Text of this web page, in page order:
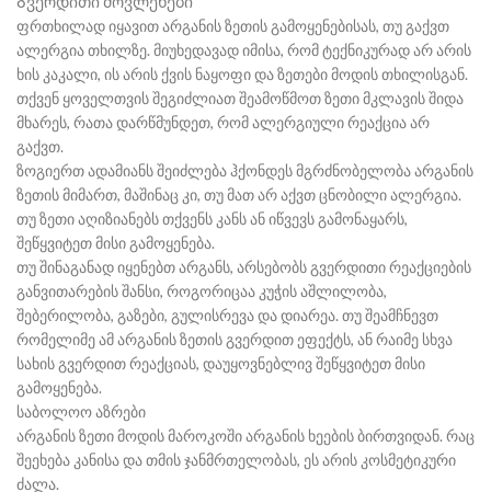
ფრთხილად იყავით არგანის ზეთის გამოყენებისას, თუ გაქვთ
ალერგია თხილზე. მიუხედავად იმისა, რომ ტექნიკურად არ არის
ხის კაკალი, ის არის ქვის ნაყოფი და ზეთები მოდის თხილისგან.
თქვენ ყოველთვის შეგიძლიათ შეამოწმოთ ზეთი მკლავის შიდა
მხარეს, რათა დარწმუნდეთ, რომ ალერგიული რეაქცია არ
გაქვთ.
ზოგიერთ ადამიანს შეიძლება ჰქონდეს მგრძნობელობა არგანის
ზეთის მიმართ, მაშინაც კი, თუ მათ არ აქვთ ცნობილი ალერგია.
თუ ზეთი აღიზიანებს თქვენს კანს ან იწვევს გამონაყარს,
შეწყვიტეთ მისი გამოყენება.
თუ შინაგანად იყენებთ არგანს, არსებობს გვერდითი რეაქციების
განვითარების შანსი, როგორიცაა კუჭის აშლილობა,
შებერილობა, გაზები, გულისრევა და დიარეა. თუ შეამჩნევთ
რომელიმე ამ არგანის ზეთის გვერდით ეფექტს, ან რაიმე სხვა
სახის გვერდით რეაქციას, დაუყოვნებლივ შეწყვიტეთ მისი
გამოყენება.
საბოლოო აზრები
არგანის ზეთი მოდის მაროკოში არგანის ხეების ბირთვიდან. რაც
შეეხება კანისა და თმის ჯანმრთელობას, ეს არის კოსმეტიკური
ძალა.